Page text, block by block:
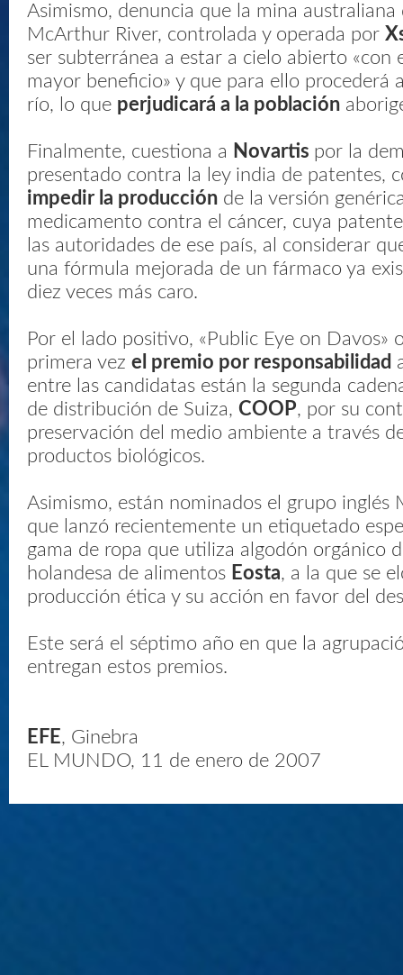
Asimismo, denuncia que la mina australiana
McArthur River, controlada y operada por
ser subterránea a estar a cielo abierto «con
mayor beneficio» y que para ello procederá
río, lo que perjudicará a la población
Finalmente, cuestiona a Novartis por la
presentado contra la ley india de patentes,
impedir la producción de la versión
medicamento contra el cáncer, cuya
las autoridades de ese país, al considerar
una fórmula mejorada de un fármaco ya
diez veces más caro.
Por el lado positivo, «Public Eye on Davos»
primera vez el premio por responsabilidad
entre las candidatas están la segunda
de distribución de Suiza, COOP, por su
preservación del medio ambiente a través
productos biológicos.
Asimismo, están nominados el grupo inglés
que lanzó recientemente un etiquetado
gama de ropa que utiliza algodón orgánico
holandesa de alimentos Eosta, a la que se
producción ética y su acción en favor del
Este será el séptimo año en que la
entregan estos premios.
EFE, Ginebra
EL MUNDO, 11 de enero de 2007